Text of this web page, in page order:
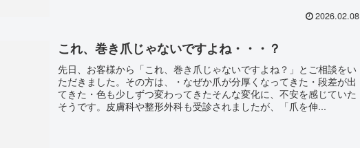
2026.02.08
これ、巻き爪じゃないですよね・・・？
先日、お客様から「これ、巻き爪じゃないですよね？」とご相談をい
ただきました。その方は、・なぜか爪が分厚くなってきた・段差が出
てきた・色も少しずつ変わってきたそんな変化に、不安を感じていた
そうです。皮膚科や整形外科も受診されましたが、「爪を伸...